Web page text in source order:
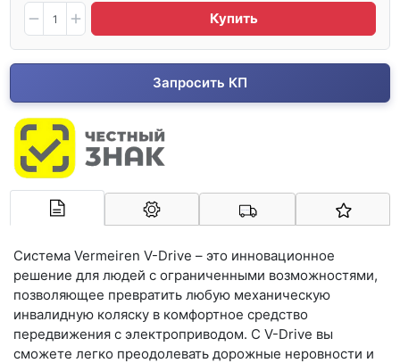
Купить
Запросить КП
Арконт-Мед
Система Vermeiren V-Drive – это инновационное
решение для людей с ограниченными возможностями,
позволяющее превратить любую механическую
инвалидную коляску в комфортное средство
передвижения с электроприводом. С V-Drive вы
сможете легко преодолевать дорожные неровности и